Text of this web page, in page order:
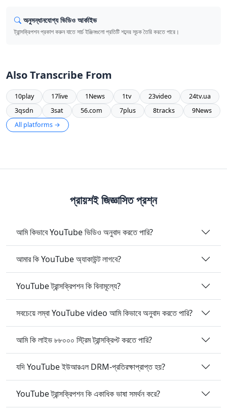
অনুসন্ধানযোগ্য ভিডিও আর্কাইভ
ট্রান্সক্রিপশন প্রকাশ করুন যাতে সার্চ ইঞ্জিনগুলো প্রতিটি শব্দের সূচক তৈরি করতে পারে।
Also Transcribe From
10play 17live 1News 1tv 23video
24tv.ua
3qsdn
3sat 56.com 7plus 8tracks
9News
All platforms →
প্রায়শই জিজ্ঞাসিত প্রশ্ন
আমি কিভাবে YouTube ভিডিও অনুবাদ করতে পারি?
আমার কি YouTube অ্যাকাউন্ট লাগবে?
YouTube ট্রান্সক্রিপশন কি বিনামূল্যে?
সবচেয়ে লম্বা YouTube video আমি কিভাবে অনুবাদ করতে পারি?
আমি কি লাইভ ৮৮০০০ স্ট্রিম ট্রান্সক্রিপ্ট করতে পারি?
যদি YouTube ইউআরএল DRM-প্রতিরক্ষাপ্রাপ্ত হয়?
YouTube ট্রান্সক্রিপশন কি একাধিক ভাষা সমর্থন করে?